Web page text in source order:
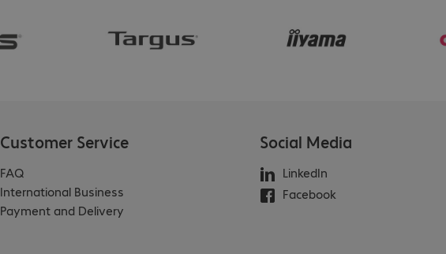
Customer Service
FAQ
International Business
Payment and Delivery
Social Media
LinkedIn
Facebook